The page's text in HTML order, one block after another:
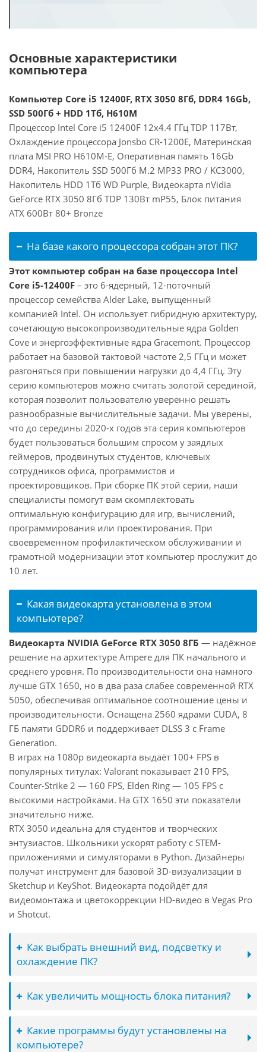
Основные характеристики
компьютера
Компьютер Core i5 12400F, RTX 3050 8Гб, DDR4 16Gb,
SSD 500Гб + HDD 1Тб, H610M
Процессор Intel Core i5 12400F 12x4.4 ГГц TDP 117Вт,
Охлаждение процессора Jonsbo CR-1200E, Материнская
плата MSI PRO H610M-E, Оперативная память 16Gb
DDR4, Накопитель SSD 500Гб M.2 MP33 PRO / KC3000,
Накопитель HDD 1Тб WD Purple, Видеокарта nVidia
GeForce RTX 3050 8Гб TDP 130Вт mP55, Блок питания
ATX 600Вт 80+ Bronze
На базе какого процессора собран этот ПК?
Этот компьютер собран на базе процессора Intel
Core i5-12400F – это 6-ядерный, 12-поточный
процессор семейства Alder Lake, выпущенный
компанией Intel. Он использует гибридную архитектуру,
сочетающую высокопроизводительные ядра Golden
Cove и энергоэффективные ядра Gracemont. Процессор
работает на базовой тактовой частоте 2,5 ГГц и может
разгоняться при повышении нагрузки до 4,4 ГГц. Эту
серию компьютеров можно считать золотой серединой,
которая позволит пользователю уверенно решать
разнообразные вычислительные задачи. Мы уверены,
что до середины 2020-х годов эта серия компьютеров
будет пользоваться большим спросом у заядлых
геймеров, продвинутых студентов, ключевых
сотрудников офиса, программистов и
проектировщиков. При сборке ПК этой серии, наши
специалисты помогут вам скомплектовать
оптимальную конфигурацию для игр, вычислений,
программирования или проектирования. При
своевременном профилактическом обслуживании и
грамотной модернизации этот компьютер прослужит до
10 лет.
Какая видеокарта установлена в этом
компьютере?
Видеокарта NVIDIA GeForce RTX 3050 8ГБ — надёжное
решение на архитектуре Ampere для ПК начального и
среднего уровня. По производительности она намного
лучше GTX 1650, но в два раза слабее современной RTX
5050, обеспечивая оптимальное соотношение цены и
производительности. Оснащена 2560 ядрами CUDA, 8
ГБ памяти GDDR6 и поддерживает DLSS 3 с Frame
Generation.
В играх на 1080p видеокарта выдаёт 100+ FPS в
популярных титулах: Valorant показывает 210 FPS,
Counter-Strike 2 — 160 FPS, Elden Ring — 105 FPS с
высокими настройками. На GTX 1650 эти показатели
значительно ниже.
RTX 3050 идеальна для студентов и творческих
энтузиастов. Школьники ускорят работу с STEM-
приложениями и симуляторами в Python. Дизайнеры
получат инструмент для базовой 3D-визуализации в
Sketchup и KeyShot. Видеокарта подойдёт для
видеомонтажа и цветокоррекции HD-видео в Vegas Pro
и Shotcut.
Как выбрать внешний вид, подсветку и
охлаждение ПК?
Как увеличить мощность блока питания?
Какие программы будут установлены на
компьютере?